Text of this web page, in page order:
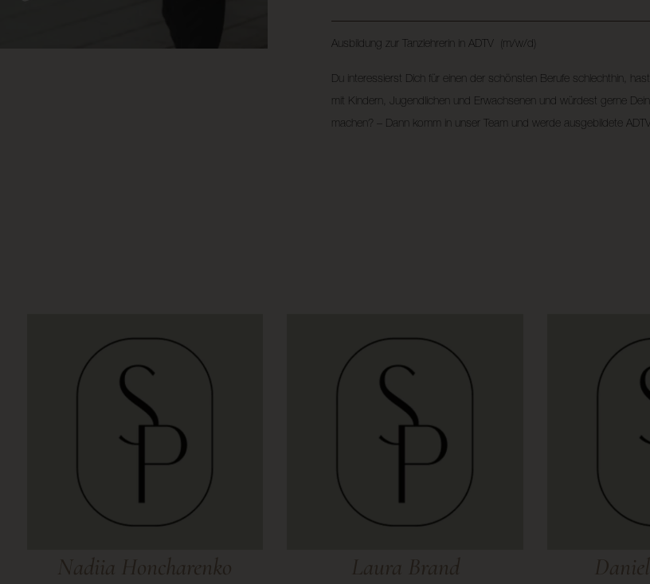
Ausbildung zur Tanzlehrerin in ADTV (m/w/d)
Du interessierst Dich für einen der schönsten Berufe schlechthin,
mit Kindern, Jugendlichen und Erwachsenen und würdest gerne Dein
machen? – Dann komm in unser Team und werde ausgebildete
Nadiia Honcharenko Laura Brand